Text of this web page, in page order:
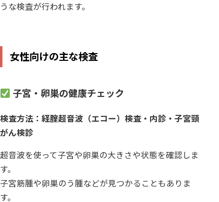
うな検査が行われます。
女性向けの主な検査
子宮・卵巣の健康チェック
検査方法：経腟超音波（エコー）検査・内診・子宮頸
がん検診
超音波を使って子宮や卵巣の大きさや状態を確認しま
す。
子宮筋腫や卵巣のう腫などが見つかることもありま
す。